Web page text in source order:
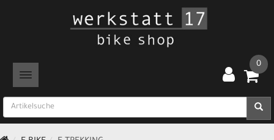
TOGGLE NAVIGATION
0